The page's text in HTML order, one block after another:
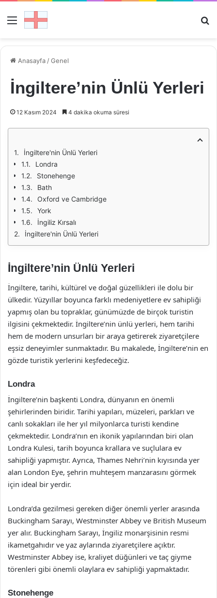
Menü
Anasayfa /Genel
İngiltere’nin Ünlü Yerleri
12 Kasım 2024 4 dakika okuma süresi
İngiltere'nin Ünlü Yerleri
Londra
Stonehenge
Bath
Oxford ve Cambridge
York
İngiliz Kırsalı
İngiltere'nin Ünlü Yerleri
İngiltere’nin Ünlü Yerleri
İngiltere, tarihi, kültürel ve doğal güzellikleri ile dolu bir
ülkedir. Yüzyıllar boyunca farklı medeniyetlere ev sahipliği
yapmış olan bu topraklar, günümüzde de birçok turistin
ilgisini çekmektedir. İngiltere’nin ünlü yerleri, hem tarihi
hem de modern unsurları bir araya getirerek ziyaretçilere
eşsiz deneyimler sunmaktadır. Bu makalede, İngiltere’nin en
gözde turistik yerlerini keşfedeceğiz.
Londra
İngiltere’nin başkenti Londra, dünyanın en önemli
şehirlerinden biridir. Tarihi yapıları, müzeleri, parkları ve
canlı sokakları ile her yıl milyonlarca turisti kendine
çekmektedir. Londra’nın en ikonik yapılarından biri olan
Londra Kulesi, tarih boyunca krallara ve suçlulara ev
sahipliği yapmıştır. Ayrıca, Thames Nehri’nin kıyısında yer
alan London Eye, şehrin muhteşem manzarasını görmek
için ideal bir yerdir.
Londra’da gezilmesi gereken diğer önemli yerler arasında
Buckingham Sarayı, Westminster Abbey ve British Museum
yer alır. Buckingham Sarayı, İngiliz monarşisinin resmi
ikametgahıdır ve yaz aylarında ziyaretçilere açıktır.
Westminster Abbey ise, kraliyet düğünleri ve taç giyme
törenleri gibi önemli olaylara ev sahipliği yapmaktadır.
Stonehenge